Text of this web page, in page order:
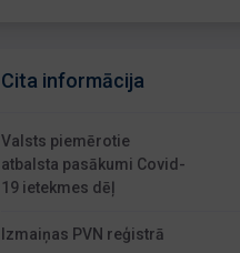
Cita informācija
Valsts piemērotie
atbalsta pasākumi Covid-
19 ietekmes dēļ
Izmaiņas PVN reģistrā